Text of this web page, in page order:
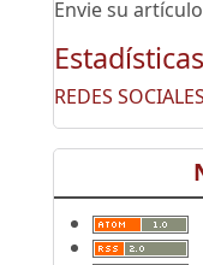
Envie su artículo
Estadísticas
REDES SOCIALES